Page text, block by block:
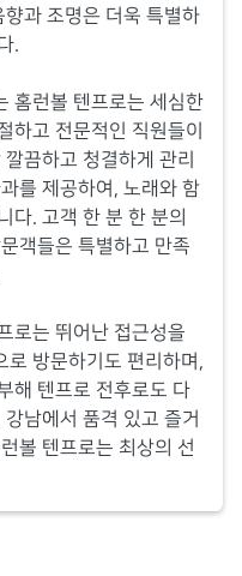
과 조명은 더욱 특별하
.
홈런볼 텐프로는 세심한
하고 전문적인 직원들이
끔하고 청결하게 관리
를 제공하여, 노래와 함
다. 고객 한 분 한 분의
객들은 특별하고 만족
로는 뛰어난 접근성을
로 방문하기도 편리하며,
해 텐프로 전후로도 다
남에서 품격 있고 즐거
볼 텐프로는 최상의 선